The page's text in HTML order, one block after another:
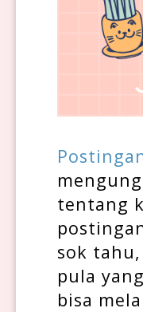
tentang
sok
pula
bisa